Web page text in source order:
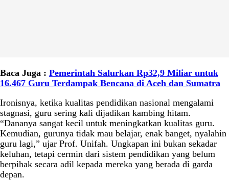
Baca Juga : Pemerintah Salurkan Rp32,9 Miliar untuk
16.467 Guru Terdampak Bencana di Aceh dan Sumatra
Ironisnya, ketika kualitas pendidikan nasional mengalami
stagnasi, guru sering kali dijadikan kambing hitam.
“Dananya sangat kecil untuk meningkatkan kualitas guru.
Kemudian, gurunya tidak mau belajar, enak banget, nyalahin
guru lagi,” ujar Prof. Unifah. Ungkapan ini bukan sekadar
keluhan, tetapi cermin dari sistem pendidikan yang belum
berpihak secara adil kepada mereka yang berada di garda
depan.